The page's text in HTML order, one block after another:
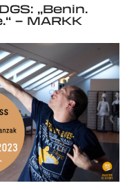
„Benin.
– MARKK